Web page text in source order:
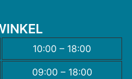
10:00 – 18:00
09:00 – 18:00